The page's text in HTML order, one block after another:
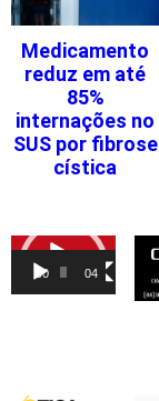
Medicamento
reduz em até
85%
internações no
SUS por fibrose
cística
Tocador
vídeo
00:00 04:46